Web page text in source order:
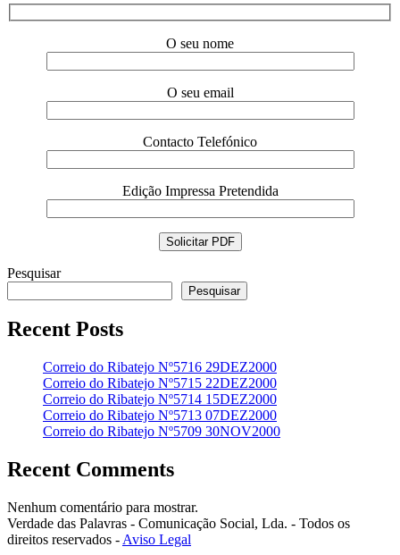
O seu nome
O seu email
Contacto Telefónico
Edição Impressa Pretendida
Pesquisar
Pesquisar
Recent Posts
Correio do Ribatejo Nº5716 29DEZ2000
Correio do Ribatejo Nº5715 22DEZ2000
Correio do Ribatejo Nº5714 15DEZ2000
Correio do Ribatejo Nº5713 07DEZ2000
Correio do Ribatejo Nº5709 30NOV2000
Recent Comments
Nenhum comentário para mostrar.
Verdade das Palavras - Comunicação Social, Lda. - Todos os
direitos reservados - Aviso Legal